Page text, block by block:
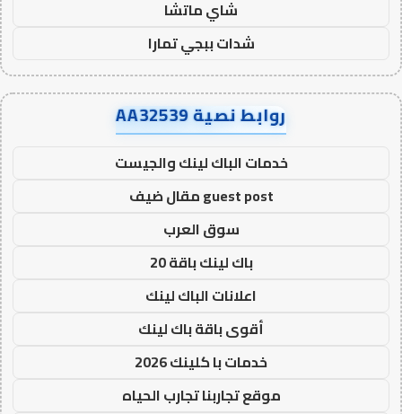
شاي ماتشا
شدات ببجي تمارا
روابط نصية AA32539
خدمات الباك لينك والجيست
guest post مقال ضيف
سوق العرب
باك لينك باقة 20
اعلانات الباك لينك
أقوى باقة باك لينك
خدمات با كلينك 2026
موقع تجاربنا تجارب الحياه